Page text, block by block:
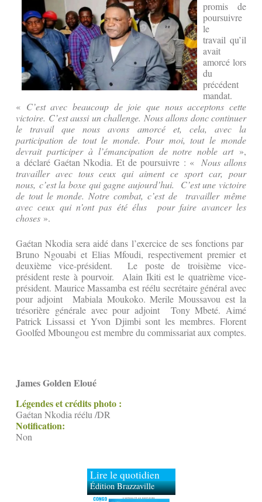
promis de
poursuivre
le
travail qu’il
avait
amorcé lors
du
précédent
mandat.
« C’est avec beaucoup de joie que nous acceptons cette
victoire. C’est aussi un challenge. Nous allons donc continuer
le travail que nous avons amorcé et, cela, avec la
participation de tout le monde. Pour moi, tout le monde
devrait participer à l’émancipation de notre noble art»,
a déclaré Gaétan Nkodia. Et de poursuivre : «Nous allons
travailler avec tous ceux qui aiment ce sport car, pour
nous, c’est la boxe qui gagne aujourd’hui. C’est une victoire
de tout le monde. Notre combat, c’est de travailler même
avec ceux qui n’ont pas été élus pour faire avancer les
choses ».
Gaétan Nkodia sera aidé dans l’exercice de ses fonctions par
Bruno Ngouabi et Elias Mfoudi, respectivement premier et
deuxième vice-président. Le poste de troisième vice-
président reste à pourvoir. Alain Ikiti est le quatrième vice-
président. Maurice Massamba est réélu secrétaire général avec
pour adjoint Mabiala Moukoko. Merile Moussavou est la
trésorière générale avec pour adjoint Tony Mbeté. Aimé
Patrick Lissassi et Yvon Djimbi sont les membres. Florent
Goolfed Mboungou est membre du commissariat aux comptes.
James Golden Eloué
Légendes et crédits photo :
Gaétan Nkodia réélu /DR
Notification:
Non
Lire le quotidien
Édition Brazzaville